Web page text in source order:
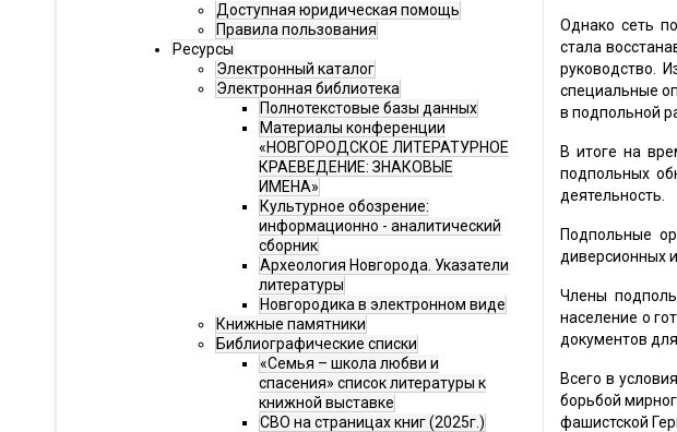
Доступная юридическая помощь
Правила пользования
Ресурсы
Электронный каталог
Электронная библиотека
Полнотекстовые базы данных
Материалы конференции
«НОВГОРОДСКОЕ ЛИТЕРАТУРНОЕ
КРАЕВЕДЕНИЕ: ЗНАКОВЫЕ
ИМЕНА»
Культурное обозрение:
информационно - аналитический
сборник
Археология Новгорода. Указатели
литературы
Новгородика в электронном виде
Книжные памятники
Библиографические списки
«Семья – школа любви и
спасения» список литературы к
книжной выставке
СВО на страницах книг (2025г.)
Однако сеть
стала
руководство.
специальные
в подпольной
В итоге на
подпольных
деятельность.
Подпольные
диверсионных
Члены
население о
документов
Всего в
борьбой
фашистской